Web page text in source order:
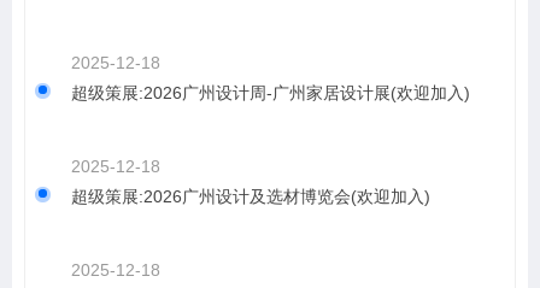
2025-12-18
超级策展:2026广州设计周-广州家居设计展(欢迎加入)
2025-12-18
超级策展:2026广州设计及选材博览会(欢迎加入)
2025-12-18